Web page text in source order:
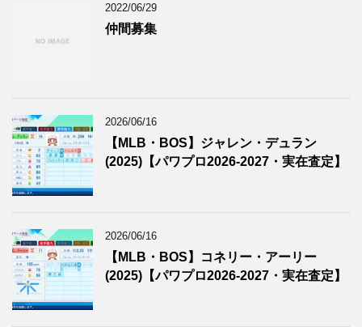
2022/06/29
仲間募集
2026/06/16
【MLB・BOS】ジャレン・デュラン
(2025)【パワプロ2026-2027・実在査定】
2026/06/16
【MLB・BOS】コネリー・アーリー
(2025)【パワプロ2026-2027・実在査定】